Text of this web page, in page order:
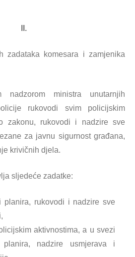
II.
zadataka komesara i zamjenika
nadzorom ministra unutarnjih
rukovodi svim policijskim
zakonu, rukovodi i nadzire sve
za javnu sigurnost građana,
krivičnih djela.
sljedeće zadatke:
planira, rukovodi i nadzire sve
aktivnostima, a u svezi
nadzire usmjerava i